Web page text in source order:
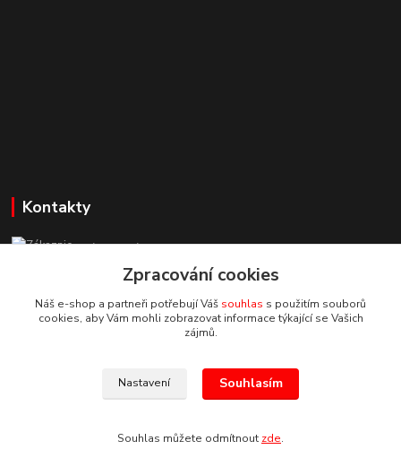
Kontakty
Zákaznická podpora StuhyLevně.cz
+420 725 618 353
(Po-Pá, 8-16 hod.)
adamoliver@seznam.cz
Zpracování cookies
Náš e-shop a partneři potřebují Váš souhlas s použitím souborů
cookies, aby Vám mohli zobrazovat informace týkající se Vašich
zájmů.
Nastavení Souhlasím
Souhlas můžete odmítnout zde.